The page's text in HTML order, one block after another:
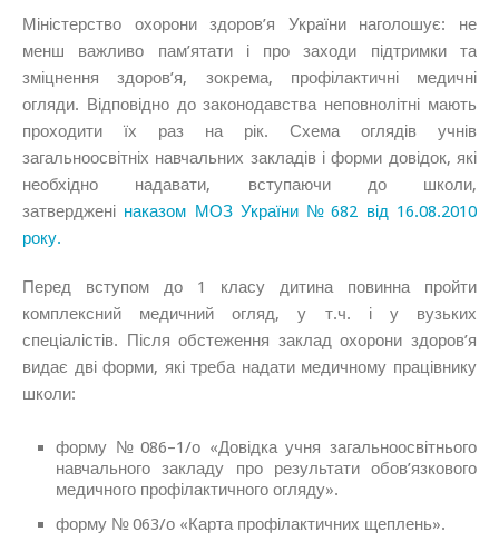
Міністерство охорони здоров’я України наголошує: не
менш важливо пам’ятати і про заходи підтримки та
зміцнення здоров’я, зокрема, профілактичні медичні
огляди. Відповідно до законодавства неповнолітні мають
проходити їх раз на рік. Схема оглядів учнів
загальноосвітніх навчальних закладів і форми довідок, які
необхідно надавати, вступаючи до школи,
затверджені наказом МОЗ України № 682 від 16.08.2010
року.
Перед вступом до 1 класу дитина повинна пройти
комплексний медичний огляд, у т.ч. і у вузьких
спеціалістів. Після обстеження заклад охорони здоров’я
видає дві форми, які треба надати медичному працівнику
школи:
форму № 086–1/о «Довідка учня загальноосвітнього
навчального закладу про результати обов’язкового
медичного профілактичного огляду».
форму № 063/о «Карта профілактичних щеплень».